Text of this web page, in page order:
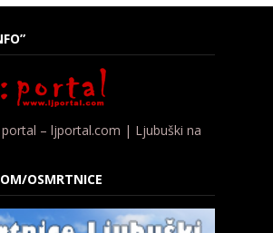
– ljportal.com | Ljubuški na
OSMRTNICE